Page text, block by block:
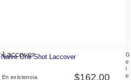
Naive One Shot Laccover
En existencia $162.00
G
e
l
e